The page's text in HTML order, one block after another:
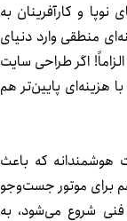
و کارآفرینان به
منطقی وارد دنیای
اگر طراحی سایت
پایین‌تر هم
که باعث
برای موتور جست‌وجو
شروع می‌شود، به